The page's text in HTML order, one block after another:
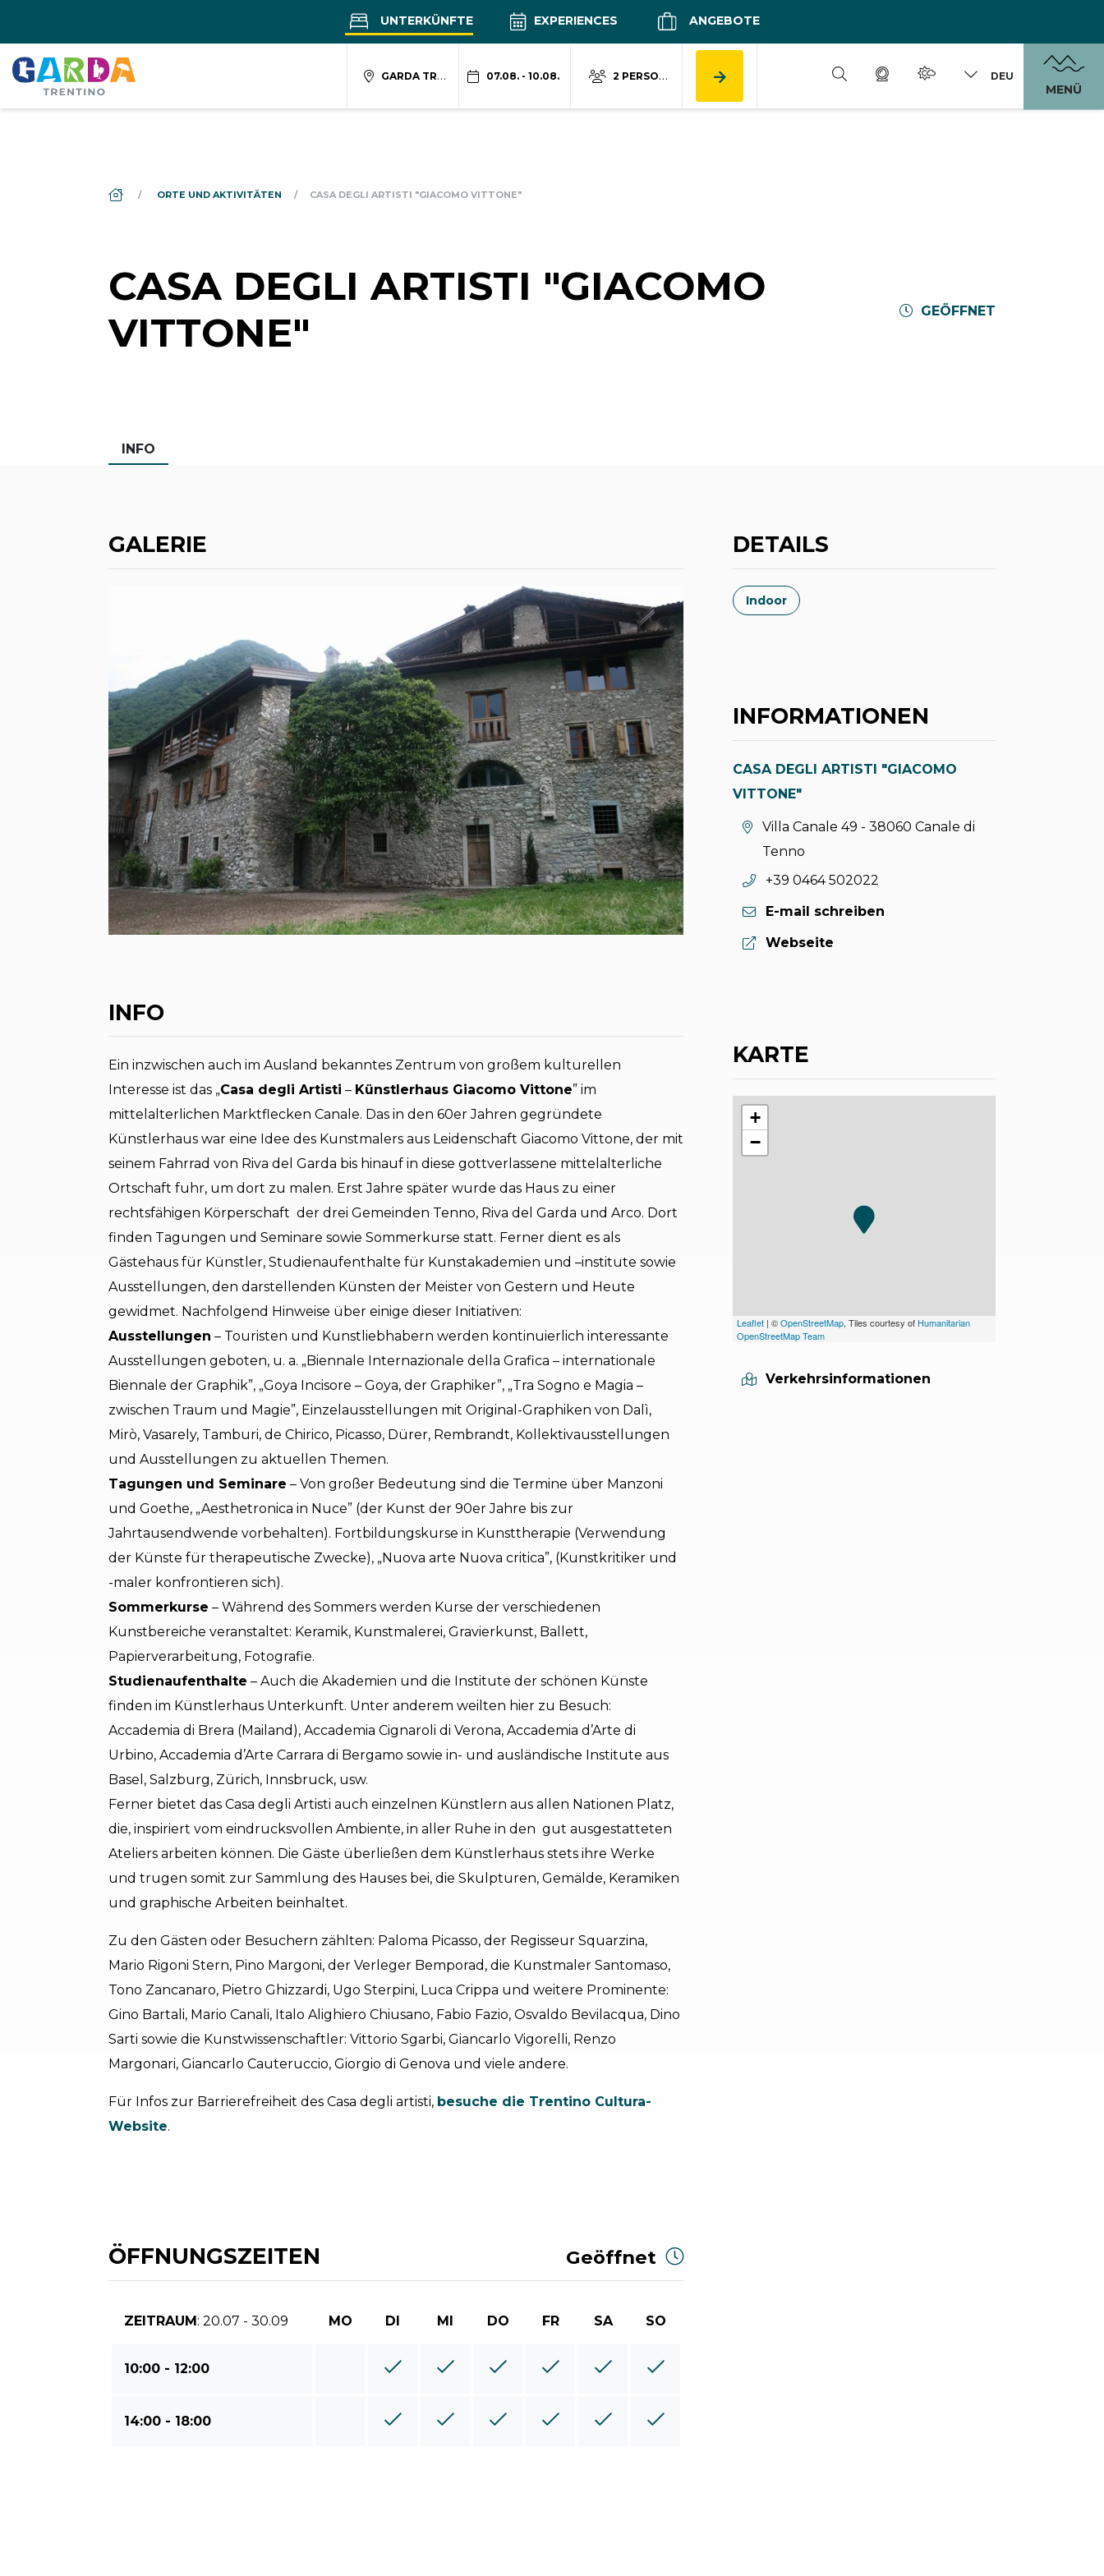
UNTERKÜNFTE EXPERIENCES ANGEBOTE
GARDA TRENTINO 07.08. - 10.08. 2 PERSONEN DEU
MENÜ
DS_BREADCRUMB.HOME
ORTE UND AKTIVITÄTEN CASA DEGLI ARTISTI "GIACOMO VITTONE"
CASA DEGLI ARTISTI "GIACOMO
VITTONE"
GEÖFFNET
INFO
GALERIE
INFO
Ein inzwischen auch im Ausland bekanntes Zentrum von großem kulturellen
Interesse ist das „Casa degli Artisti – Künstlerhaus Giacomo Vittone” im
mittelalterlichen Marktflecken Canale. Das in den 60er Jahren gegründete
Künstlerhaus war eine Idee des Kunstmalers aus Leidenschaft Giacomo Vittone, der mit
seinem Fahrrad von Riva del Garda bis hinauf in diese gottverlassene mittelalterliche
Ortschaft fuhr, um dort zu malen. Erst Jahre später wurde das Haus zu einer
rechtsfähigen Körperschaft der drei Gemeinden Tenno, Riva del Garda und Arco. Dort
finden Tagungen und Seminare sowie Sommerkurse statt. Ferner dient es als
Gästehaus für Künstler, Studienaufenthalte für Kunstakademien und –institute sowie
Ausstellungen, den darstellenden Künsten der Meister von Gestern und Heute
gewidmet. Nachfolgend Hinweise über einige dieser Initiativen:
Ausstellungen – Touristen und Kunstliebhabern werden kontinuierlich interessante
Ausstellungen geboten, u. a. „Biennale Internazionale della Grafica – internationale
Biennale der Graphik”, „Goya Incisore – Goya, der Graphiker”, „Tra Sogno e Magia –
zwischen Traum und Magie”, Einzelausstellungen mit Original-Graphiken von Dalì,
Mirò, Vasarely, Tamburi, de Chirico, Picasso, Dürer, Rembrandt, Kollektivausstellungen
und Ausstellungen zu aktuellen Themen.
Tagungen und Seminare – Von großer Bedeutung sind die Termine über Manzoni
und Goethe, „Aesthetronica in Nuce” (der Kunst der 90er Jahre bis zur
Jahrtausendwende vorbehalten). Fortbildungskurse in Kunsttherapie (Verwendung
der Künste für therapeutische Zwecke), „Nuova arte Nuova critica”, (Kunstkritiker und
-maler konfrontieren sich).
Sommerkurse – Während des Sommers werden Kurse der verschiedenen
Kunstbereiche veranstaltet: Keramik, Kunstmalerei, Gravierkunst, Ballett,
Papierverarbeitung, Fotografie.
Studienaufenthalte – Auch die Akademien und die Institute der schönen Künste
finden im Künstlerhaus Unterkunft. Unter anderem weilten hier zu Besuch:
Accademia di Brera (Mailand), Accademia Cignaroli di Verona, Accademia d’Arte di
Urbino, Accademia d’Arte Carrara di Bergamo sowie in- und ausländische Institute aus
Basel, Salzburg, Zürich, Innsbruck, usw.
Ferner bietet das Casa degli Artisti auch einzelnen Künstlern aus allen Nationen Platz,
die, inspiriert vom eindrucksvollen Ambiente, in aller Ruhe in den gut ausgestatteten
Ateliers arbeiten können. Die Gäste überließen dem Künstlerhaus stets ihre Werke
und trugen somit zur Sammlung des Hauses bei, die Skulpturen, Gemälde, Keramiken
und graphische Arbeiten beinhaltet.
Zu den Gästen oder Besuchern zählten: Paloma Picasso, der Regisseur Squarzina,
Mario Rigoni Stern, Pino Margoni, der Verleger Bemporad, die Kunstmaler Santomaso,
Tono Zancanaro, Pietro Ghizzardi, Ugo Sterpini, Luca Crippa und weitere Prominente:
Gino Bartali, Mario Canali, Italo Alighiero Chiusano, Fabio Fazio, Osvaldo Bevilacqua, Dino
Sarti sowie die Kunstwissenschaftler: Vittorio Sgarbi, Giancarlo Vigorelli, Renzo
Margonari, Giancarlo Cauteruccio, Giorgio di Genova und viele andere.
Für Infos zur Barrierefreiheit des Casa degli artisti, besuche die Trentino Cultura-
Website.
ÖFFNUNGSZEITEN Geöffnet
ZEITRAUM: 20.07 - 30.09 MO DI MI DO FR SA SO
10:00 - 12:00
14:00 - 18:00
DETAILS
Indoor
INFORMATIONEN
CASA DEGLI ARTISTI "GIACOMO
VITTONE"
aria.location:
Villa Canale 49 - 38060 Canale di
Tenno
aria.phone:
+39 0464 502022
E-mail schreiben
aria.website:
Webseite
KARTE
+
−
Leaflet | ©OpenStreetMap, Tiles courtesy of Humanitarian
OpenStreetMap Team
Verkehrsinformationen